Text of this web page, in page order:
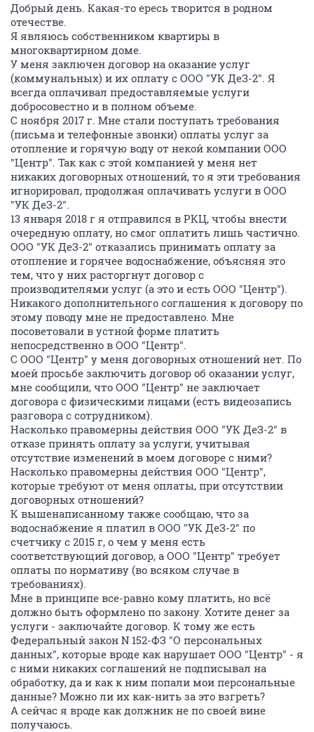
Добрый день. Какая-то ересь творится в родном
отечестве.
Я являюсь собственником квартиры в
многоквартирном доме.
У меня заключен договор на оказание услуг
(коммунальных) и их оплату с ООО "УК ДеЗ-2". Я
всегда оплачивал предоставляемые услуги
добросовестно и в полном объеме.
С ноября 2017 г. Мне стали поступать требования
(письма и телефонные звонки) оплаты услуг за
отопление и горячую воду от некой компании ООО
"Центр". Так как с этой компанией у меня нет
никаких договорных отношений, то я эти требования
игнорировал, продолжая оплачивать услуги в ООО
"УК ДеЗ-2".
13 января 2018 г я отправился в РКЦ, чтобы внести
очередную оплату, но смог оплатить лишь частично.
ООО "УК ДеЗ-2" отказались принимать оплату за
отопление и горячее водоснабжение, объясняя это
тем, что у них расторгнут договор с
производителями услуг (а это и есть ООО "Центр").
Никакого дополнительного соглашения к договору по
этому поводу мне не предоставлено. Мне
посоветовали в устной форме платить
непосредственно в ООО "Центр".
С ООО "Центр" у меня договорных отношений нет. По
моей просьбе заключить договор об оказании услуг,
мне сообщили, что ООО "Центр" не заключает
договора с физическими лицами (есть видеозапись
разговора с сотрудником).
Насколько правомерны действия ООО "УК ДеЗ-2" в
отказе принять оплату за услуги, учитывая
отсутствие изменений в моем договоре с ними?
Насколько правомерны действия ООО "Центр",
которые требуют от меня оплаты, при отсутствии
договорных отношений?
К вышенаписанному также сообщаю, что за
водоснабжение я платил в ООО "УК ДеЗ-2" по
счетчику с 2015 г, о чем у меня есть
соответствующий договор, а ООО "Центр" требует
оплаты по нормативу (во всяком случае в
требованиях).
Мне в принципе все-равно кому платить, но всё
должно быть оформлено по закону. Хотите денег за
услуги - заключайте договор. К тому же есть
Федеральный закон N 152-ФЗ "О персональных
данных", которые вроде как нарушает ООО "Центр" - я
с ними никаких соглашений не подписывал на
обработку, да и как к ним попали мои персональные
данные? Можно ли их как-нить за это взгреть?
А сейчас я вроде как должник не по своей вине
получаюсь.